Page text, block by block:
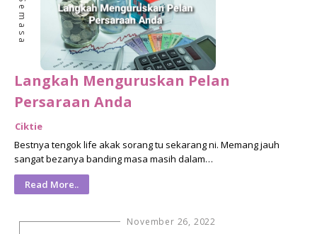
Langkah Menguruskan Pelan
Persaraan Anda
Ciktie
Bestnya tengok life akak sorang tu sekarang ni. Memang jauh
sangat bezanya banding masa masih dalam…
Read More..
November 26, 2022